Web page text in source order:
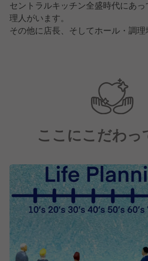
セントラルキッチン全盛時代にあ
理人がいます。
その他に店長、そしてホール・調
私たちの経営理念は"利他の心 三
お客様はもちろんのことお取引様・
幸せになれるような組織を目指して
お客様、従業員の皆様にとって「居
所」、「気の置けない仲間とのコミ
ン」、「親切への感動」となるよう
りをしています。
ここにこだわっ